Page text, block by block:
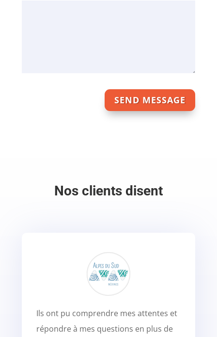
SEND MESSAGE
Nos clients disent
Ils ont pu comprendre mes attentes et
répondre à mes questions en plus de